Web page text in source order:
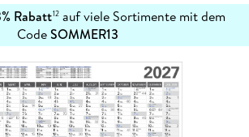
Rabatt12auf viele Sortimente mit dem
CodeSOMMER13